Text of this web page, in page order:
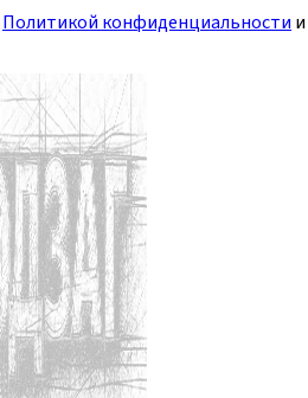
Политикой конфиденциальности и